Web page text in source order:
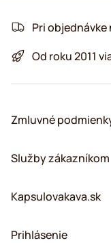
Pri
Od roku 2011
Zmluvné
Služby zákazníkom
Kapsulovakava.sk
Prihlásenie